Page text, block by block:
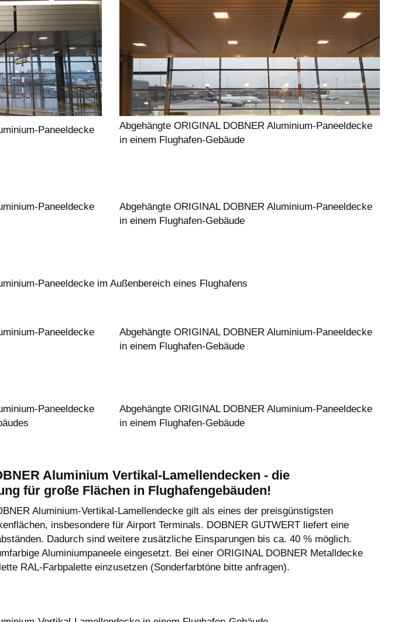
Paneeldecke
Abgehängte ORIGINAL DOBNER Aluminium-Paneeldecke
in einem Flughafen-Gebäude
Paneeldecke
Abgehängte ORIGINAL DOBNER Aluminium-Paneeldecke
in einem Flughafen-Gebäude
Paneeldecke im Außenbereich eines Flughafens
Paneeldecke
Abgehängte ORIGINAL DOBNER Aluminium-Paneeldecke
in einem Flughafen-Gebäude
Paneeldecke
Abgehängte ORIGINAL DOBNER Aluminium-Paneeldecke
in einem Flughafen-Gebäude
Aluminium Vertikal-Lamellendecken - die
für große Flächen in Flughafengebäuden!
Aluminium-Vertikal-Lamellendecke gilt als eines der preisgünstigsten
insbesondere für Airport Terminals. DOBNER GUTWERT liefert eine
Dadurch sind weitere zusätzliche Einsparungen bis ca. 40 % möglich.
Aluminiumpaneele eingesetzt. Bei einer ORIGINAL DOBNER Metalldecke
RAL-Farbpalette einzusetzen (Sonderfarbtöne bitte anfragen).